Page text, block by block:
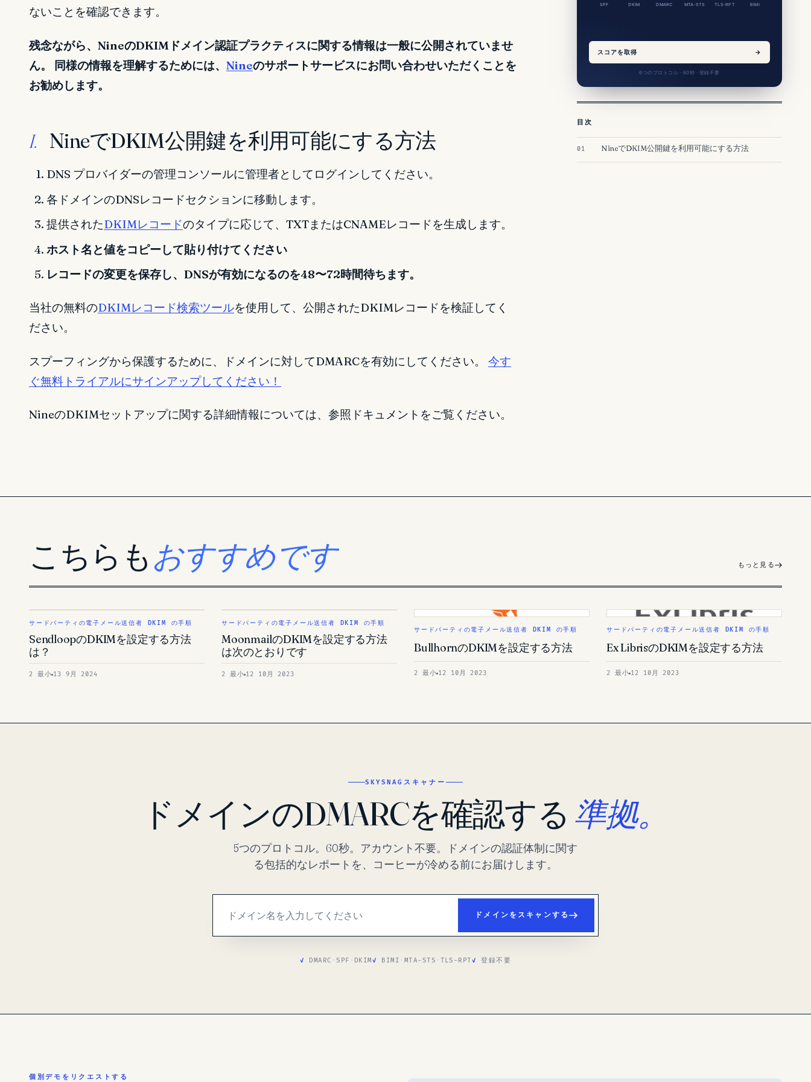
ないことを確認できます。
残念ながら、NineのDKIMドメイン認証プラクティスに関する情報は一般に公開されていませ
ん。 同様の情報を理解するためには、 Nineのサポートサービスにお問い合わせいただくことを
お勧めします。
I. NineでDKIM公開鍵を利用可能にする方法
DNS プロバイダーの管理コンソールに管理者としてログインしてください。
各ドメインのDNSレコードセクションに移動します。
提供されたDKIMレコードのタイプに応じて、TXTまたはCNAMEレコードを生成します。
ホスト名と値をコピーして貼り付けてください
レコードの変更を保存し、DNSが有効になるのを48〜72時間待ちます。
当社の無料のDKIMレコード検索ツールを使用して、公開されたDKIMレコードを検証してく
ださい。
スプーフィングから保護するために、ドメインに対してDMARCを有効にしてください。 今す
ぐ無料トライアルにサインアップしてください！
NineのDKIMセットアップに関する詳細情報については、参照ドキュメントをご覧ください。
SPF DKIM DMARC MTA-STS TLS-RPT BIMI
スコアを取得 →
6つのプロトコル · 60秒 · 登録不要
目次
NineでDKIM公開鍵を利用可能にする方法
こちらもおすすめです もっと見る
サードパーティの電子メール送信者 DKIM の手順
SendloopのDKIMを設定する方法
は？
2 最小 13 9月 2024
サードパーティの電子メール送信者 DKIM の手順
MoonmailのDKIMを設定する方法
は次のとおりです
2 最小 12 10月 2023
サードパーティの電子メール送信者 DKIM の手順
BullhornのDKIMを設定する方法
2 最小 12 10月 2023
サードパーティの電子メール送信者 DKIM の手順
Ex LibrisのDKIMを設定する方法
2 最小 12 10月 2023
SKYSNAGスキャナー
ドメインのDMARCを確認する 準拠。
5つのプロトコル。60秒。アカウント不要。ドメインの認証体制に関す
る包括的なレポートを、コーヒーが冷める前にお届けします。
ドメインをスキャンする
DMARC · SPF · DKIM BIMI · MTA-STS · TLS-RPT 登録不要
個別デモをリクエストする